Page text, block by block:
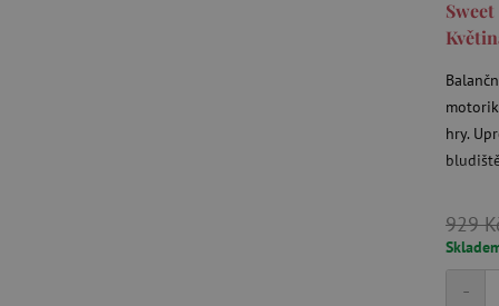
hry.
929
-
Nezbytně nutné soubory